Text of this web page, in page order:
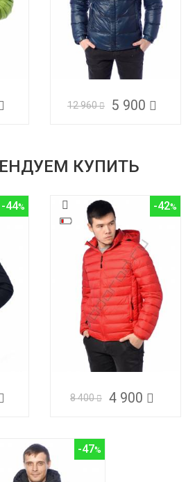
12 960 5 900
КУПИТЬ
-44 -42
8 400 4 900
-47